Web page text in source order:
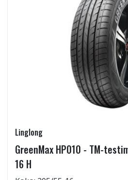
Linglong
GreenMax HP010 - TM-
16 H